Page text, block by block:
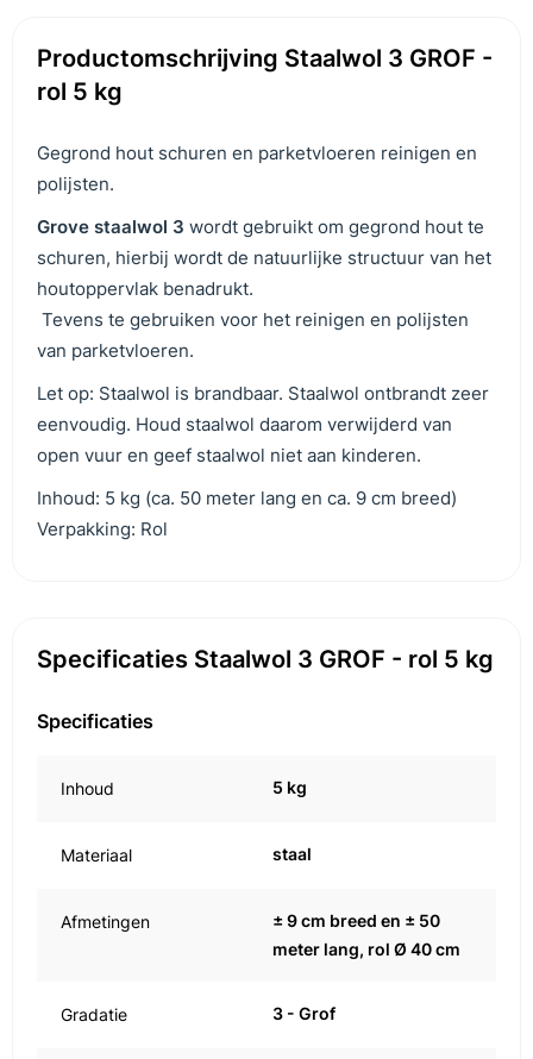
Productomschrijving Staalwol 3 GROF -
rol 5 kg
Gegrond hout schuren en parketvloeren reinigen en
polijsten.
Grove staalwol 3 wordt gebruikt om gegrond hout te
schuren, hierbij wordt de natuurlijke structuur van het
houtoppervlak benadrukt.
Tevens te gebruiken voor het reinigen en polijsten
van parketvloeren.
Let op: Staalwol is brandbaar. Staalwol ontbrandt zeer
eenvoudig. Houd staalwol daarom verwijderd van
open vuur en geef staalwol niet aan kinderen.
Inhoud: 5 kg (ca. 50 meter lang en ca. 9 cm breed)
Verpakking: Rol
Specificaties Staalwol 3 GROF - rol 5 kg
Specificaties
Inhoud 5 kg
Materiaal staal
Afmetingen
± 9 cm breed en ± 50
meter lang, rol Ø 40 cm
Gradatie 3 - Grof